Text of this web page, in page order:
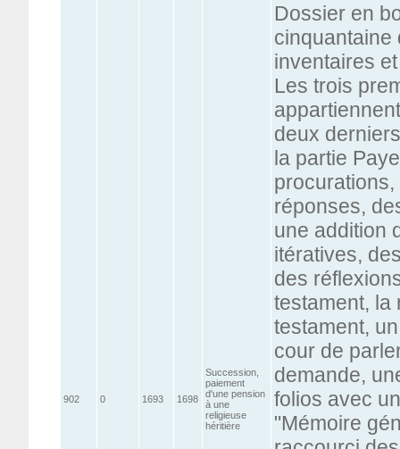
902 0 1693 1698
Succession,
paiement
d'une pension
à une
religieuse
héritière
Dossier en
cinquantaine
inventaires
Les trois
deux
la partie
réponses,
une addition
itératives,
des
testament, la
testament,
cour de
demande,
folios avec
"Mémoire